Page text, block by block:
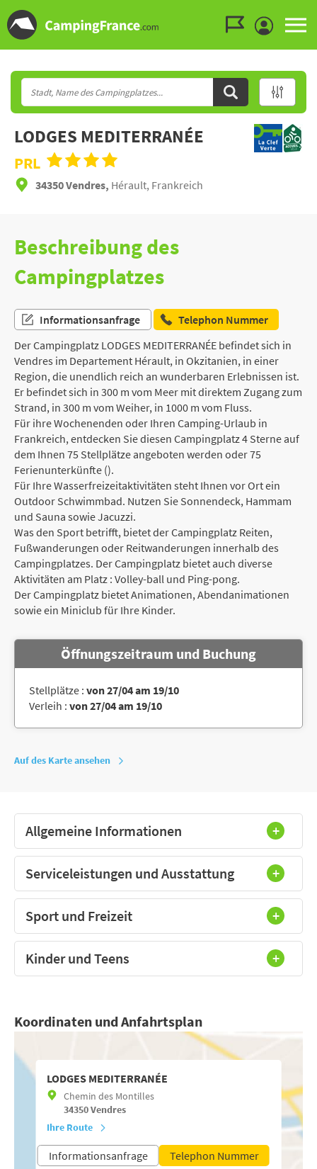
LODGES MEDITERRANÉE
PRL
34350 Vendres, Hérault, Frankreich
Beschreibung des
Campingplatzes
Informationsanfrage
Telephon Nummer
Der Campingplatz LODGES MEDITERRANÉE befindet sich in
Vendres im Departement Hérault, in Okzitanien, in einer
Region, die unendlich reich an wunderbaren Erlebnissen ist.
Er befindet sich in 300 m vom Meer mit direktem Zugang zum
Strand, in 300 m vom Weiher, in 1000 m vom Fluss.
Für ihre Wochenenden oder Ihren Camping-Urlaub in
Frankreich, entdecken Sie diesen Campingplatz 4 Sterne auf
dem Ihnen 75 Stellplätze angeboten werden oder 75
Ferienunterkünfte ().
Für Ihre Wasserfreizeitaktivitäten steht Ihnen vor Ort ein
Outdoor Schwimmbad. Nutzen Sie Sonnendeck, Hammam
und Sauna sowie Jacuzzi.
Was den Sport betrifft, bietet der Campingplatz Reiten,
Fußwanderungen oder Reitwanderungen innerhalb des
Campingplatzes. Der Campingplatz bietet auch diverse
Aktivitäten am Platz : Volley-ball und Ping-pong.
Der Campingplatz bietet Animationen, Abendanimationen
sowie ein Miniclub für Ihre Kinder.
Öffnungszeitraum und Buchung
Stellplätze : von 27/04 am 19/10
Verleih : von 27/04 am 19/10
Auf des Karte ansehen
Allgemeine Informationen
Serviceleistungen und Ausstattung
Sport und Freizeit
Kinder und Teens
Koordinaten und Anfahrtsplan
LODGES MEDITERRANÉE
Chemin des Montilles
34350Vendres
Ihre Route
Informationsanfrage Telephon Nummer